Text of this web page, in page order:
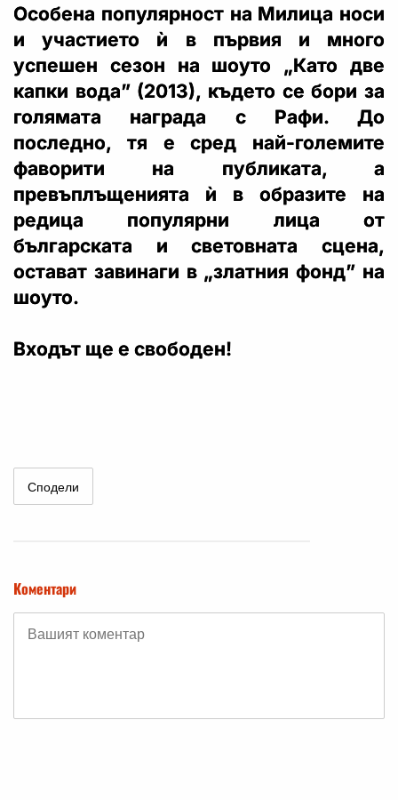
Особена популярност на Милица носи
и участието ѝ в първия и много
успешен сезон на шоуто „Като две
капки вода” (2013), където се бори за
голямата награда с Рафи. До
последно, тя е сред най-големите
фаворити на публиката, а
превъплъщенията ѝ в образите на
редица популярни лица от
българската и световната сцена,
остават завинаги в „златния фонд” на
шоуто.
Входът ще е свободен!
Сподели
Коментари